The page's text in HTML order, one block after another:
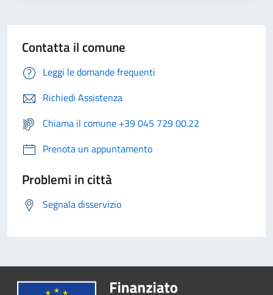
Contatta il comune
Leggi le domande frequenti
Richiedi Assistenza
Chiama il comune +39 045 729 00.22
Prenota un appuntamento
Problemi in città
Segnala disservizio